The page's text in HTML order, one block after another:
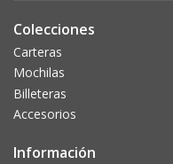
Colecciones
Carteras
Mochilas
Billeteras
Accesorios
Información